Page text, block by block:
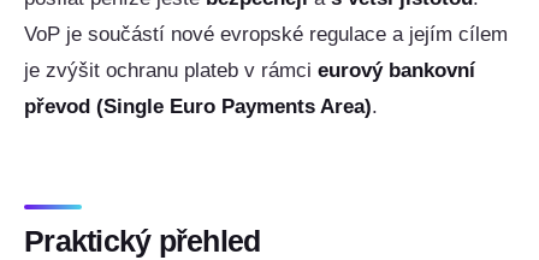
VoP je součástí nové evropské regulace a jejím cílem
je zvýšit ochranu plateb v rámci eurový bankovní
převod (Single Euro Payments Area).
Praktický přehled